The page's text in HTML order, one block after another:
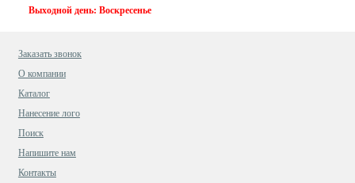
Выходной день: Воскресенье
Заказать звонок
О компании
Каталог
Нанесение лого
Поиск
Напишите нам
Контакты